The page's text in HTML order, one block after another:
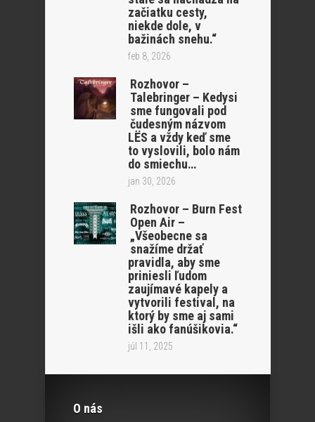
začiatku cesty,
niekde dole, v
bažinách snehu.“
feb 8, 2026
Rozhovor –
Talebringer – Kedysi
sme fungovali pod
čudesným názvom
LËS a vždy keď sme
to vyslovili, bolo nám
do smiechu…
jan 30, 2026
Rozhovor – Burn Fest
Open Air –
„Všeobecne sa
snažíme držať
pravidla, aby sme
priniesli ľudom
zaujímavé kapely a
vytvorili festival, na
ktorý by sme aj sami
išli ako fanúšikovia.“
júl 11, 2025
O nás